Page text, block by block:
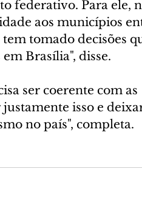
federativo. Para ele,
aos municípios
tomado decisões
Brasília", disse.
ser coerente com as
isso e
no país", completa.